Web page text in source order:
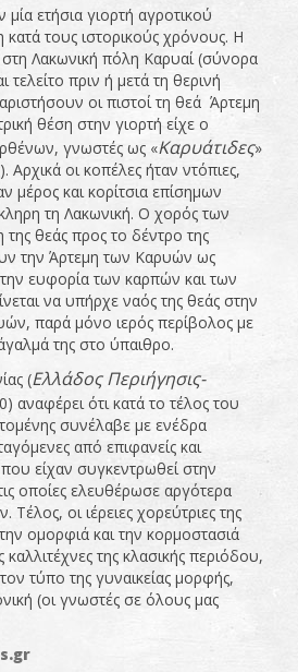
μία ετήσια γιορτή αγροτικού
τους ιστορικούς χρόνους. Η
Λακωνική πόλη Καρυαί (σύνορα
τελείτο πριν ή μετά τη θερινή
οι πιστοί τη θεά Άρτεμη
θέση στην γιορτή είχε ο
γνωστές ως «Καρυάτιδες»
Αρχικά οι κοπέλες ήταν ντόπιες,
μέρος και κορίτσια επίσημων
τη Λακωνική. Ο χορός των
θεάς προς το δέντρο της
την Άρτεμη των Καρυών ως
ευφορία των καρπών και των
να υπήρχε ναός της θεάς στην
παρά μόνο ιερός περίβολος με
της στο ύπαιθρο.
(Ελλάδος Περιήγησις-
αναφέρει ότι κατά το τέλος του
συνέλαβε με ενέδρα
από επιφανείς και
είχαν συγκεντρωθεί στην
οποίες ελευθέρωσε αργότερα
οι ιέρειες χορεύτριες της
ομορφιά και την κορμοστασιά
της κλασικής περιόδου,
τύπο της γυναικείας μορφής,
(οι γνωστές σε όλους μας